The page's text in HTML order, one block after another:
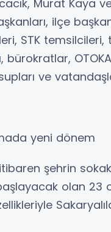
Murat Kaya
ilçe
STK temsilcileri,
bürokratlar,
ve
yeni dönem
şehrin
olan 23